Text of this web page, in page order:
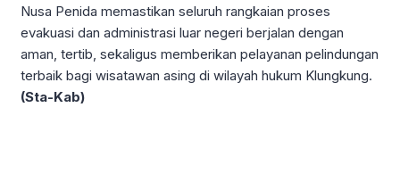
Nusa Penida memastikan seluruh rangkaian proses
evakuasi dan administrasi luar negeri berjalan dengan
aman, tertib, sekaligus memberikan pelayanan pelindungan
terbaik bagi wisatawan asing di wilayah hukum Klungkung.
(Sta-Kab)